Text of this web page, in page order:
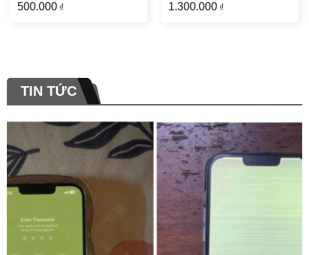
500.000 ₫ 1.300.000 ₫
TIN TỨC